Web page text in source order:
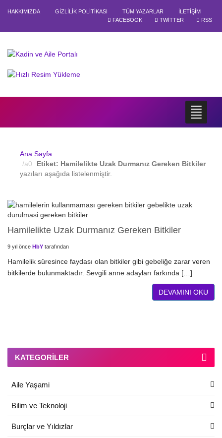
HAKKIMIZDA GIZLILIK POLITIKASI TÜM YAZARLAR
İLETIŞIM
FACEBOOK
TWITTER RSS
Ana Sayfa
Etiket: Hamilelikte Uzak Durmanız Gereken Bitkiler
yazıları aşağıda listelenmiştir.
Hamilelikte Uzak Durmanız Gereken Bitkiler
9 yıl önce HbY tarafından
Hamilelik süresince faydası olan bitkiler gibi gebeliğe zarar veren
bitkilerde bulunmaktadır. Sevgili anne adayları farkında […]
DEVAMINI OKU
KATEGORILER
Aile Yaşami
Bilim ve Teknoloji
Burçlar ve Yıldızlar